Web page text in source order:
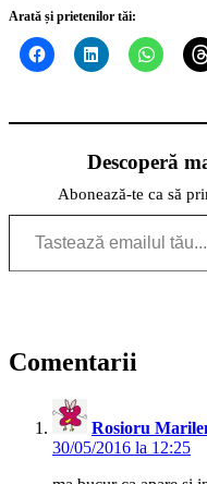
Arată și prietenilor tăi:
Descoperă
Abonează-te ca să
Tastează emailul tău...
Comentarii
Rosioru
30/05/2016 la 12:25